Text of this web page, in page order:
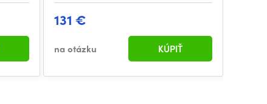
131 €
na otázku KÚPIŤ